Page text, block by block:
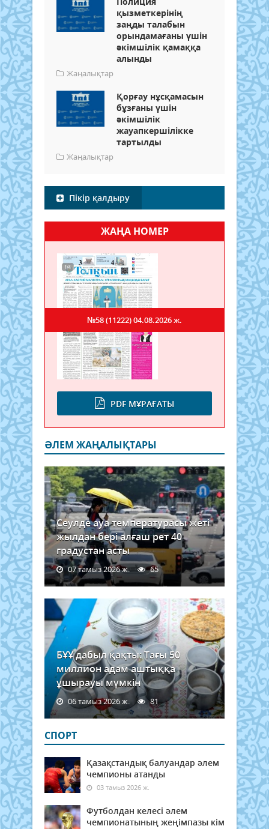
қызметкерінің
заңды талабын
орындамағаны үшін
әкімшілік қамаққа
алынды
Жаңалықтар
Қорғау нұсқамасын
бұзғаны үшін
әкімшілік
жауапкершілікке
тартылды
Жаңалықтар
Пікір қалдыру
ЖАҢА НОМЕР
PDF МҰРАҒАТЫ
№58 (11222)04.08.2026 ж.
ӘЛЕМ ЖАҢАЛЫҚТАРЫ
Сеулде ауа температурасы жеті
жылдан бері алғаш рет 40
градустан асты
07 тамыз 2026 ж. 65
БҰҰ дабыл қақты: Тағы 50
миллион адам аштыққа
ұшырауы мүмкін
06 тамыз 2026 ж. 81
СПОРТ
Қазақстандық балуандар әлем
чемпионы атанды
03 тамыз 2026 ж.
Футболдан келесі әлем
чемпионатының жеңімпазы кім